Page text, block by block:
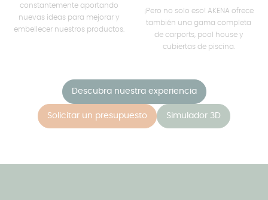
constantemente aportando
nuevas ideas para mejorar y
embellecer nuestros productos.
¡Pero no solo eso! AKENA ofrece
también una gama completa
de carports, pool house y
cubiertas de piscina.
Descubra nuestra experiencia
Solicitar un presupuesto Simulador 3D